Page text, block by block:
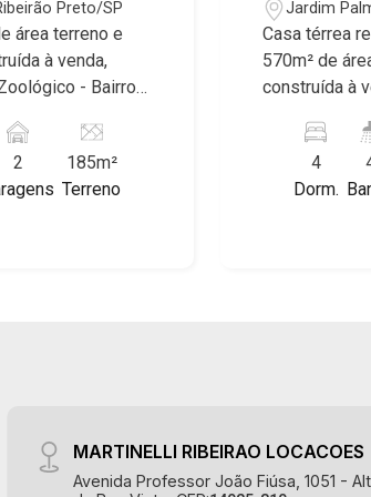
do Sul,
Higienópolis,
Alto do Ipê,
Jardim
Bonfim
Paulista,
Ribeirânia,
Preto/SP
área terreno e
à venda,
- Bairro
deste
Imobiliária
Especialistas
2
185m²
Terreno
Jardim
Preto/SP
Casa térrea
570m² de
construída à
Travassos,
as
Martinelli
imobiliário de
Referência
4
Dorm.
MARTINELLI RIBEIRAO LOCACOES
Avenida Professor João Fiúsa, 1051 -